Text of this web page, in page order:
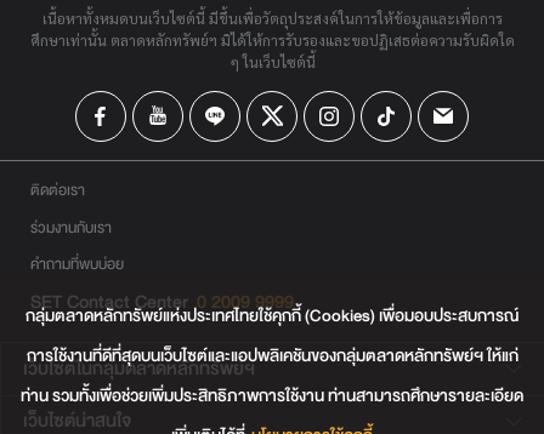
เนื้อหาทั้งหมดบนเว็บไซต์นี้ มีขึ้นเพื่อวัตถุประสงค์ในการให้ข้อมูลและเพื่อการ
ศึกษาเท่านั้น ตลาดหลักทรัพย์ฯ มิได้ให้การรับรองและขอปฏิเสธต่อความรับผิดใด
ๆ ในเว็บไซต์นี้
ติดต่อเรา
ร่วมงานกับเรา
คำถามที่พบบ่อย
SET Contact Center 0 2009 9999
เว็บไซต์ในกลุ่มตลาดหลักทรัพย์ฯ
เว็บไซต์น่าสนใจ
กลุ่มตลาดหลักทรัพย์แห่งประเทศไทยใช้คุกกี้ (Cookies) เพื่อมอบประสบการณ์
การใช้งานที่ดีที่สุดบนเว็บไซต์และแอปพลิเคชันของกลุ่มตลาดหลักทรัพย์ฯ ให้แก่
ท่าน รวมทั้งเพื่อช่วยเพิ่มประสิทธิภาพการใช้งาน ท่านสามารถศึกษารายละเอียด